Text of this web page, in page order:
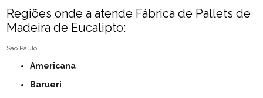
Regiões onde a atende Fábrica de Pallets de
Madeira de Eucalipto:
São Paulo
Americana
Barueri